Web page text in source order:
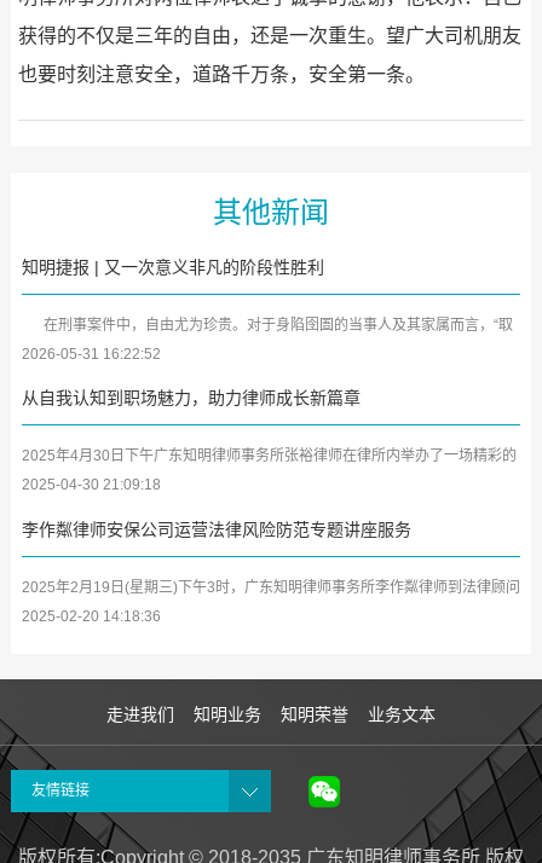
获得的不仅是三年的自由，还是一次重生。望广大司机朋友
也要时刻注意安全，道路千万条，安全第一条。
其他新闻
知明捷报 | 又一次意义非凡的阶段性胜利
在刑事案件中，自由尤为珍贵。对于身陷囹圄的当事人及其家属而言，“取
保候审”犹如黑暗中的一缕曙光。近日，广东知明律师事务所又传来喜...
2026-05-31 16:22:52
从自我认知到职场魅力，助力律师成长新篇章
2025年4月30日下午广东知明律师事务所张裕律师在律所内举办了一场精彩的
学习分享会，将其参加深圳市律师协会第二期女律师研修班及中小律所管理合
2025-04-30 21:09:18
李作粼律师安保公司运营法律风险防范专题讲座服务
2025年2月19日(星期三)下午3时，广东知明律师事务所李作粼律师到法律顾问
单位广东众安保保安服务有限公司(以下简称众安保公司)开展安保企业及中高
2025-02-20 14:18:36
走进我们 知明业务 知明荣誉 业务文本
友情链接
版权所有:Copyright © 2018-2035 广东知明律师事务所 版权